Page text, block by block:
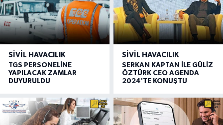
SIVIL HAVACILIK
TGS PERSONELİNE
YAPILACAK ZAMLAR
DUYURULDU
SIVIL HAVACILIK
SERKAN KAPTAN İLE GÜLİZ
ÖZTÜRK CEO AGENDA
2024'TE KONUŞTU